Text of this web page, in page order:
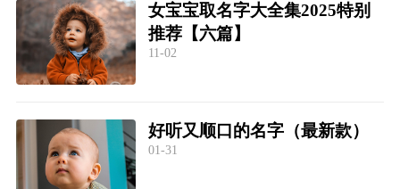
女宝宝取名字大全集2025特别
推荐【六篇】
11-02
好听又顺口的名字（最新款）
01-31